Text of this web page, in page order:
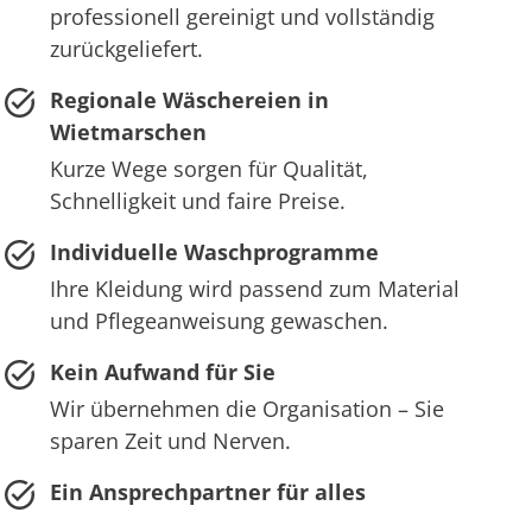
professionell gereinigt und vollständig
zurückgeliefert.
Regionale Wäschereien in
Wietmarschen
Kurze Wege sorgen für Qualität,
Schnelligkeit und faire Preise.
Individuelle Waschprogramme
Ihre Kleidung wird passend zum Material
und Pflegeanweisung gewaschen.
Kein Aufwand für Sie
Wir übernehmen die Organisation – Sie
sparen Zeit und Nerven.
Ein Ansprechpartner für alles